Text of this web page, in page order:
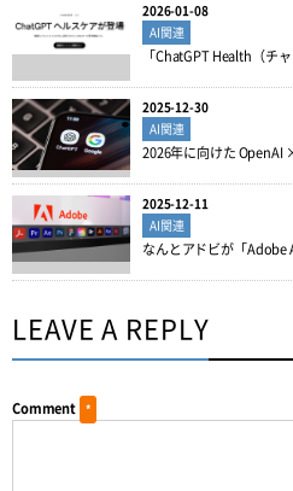
2026-01-08
AI関連
「ChatGPT Health（チ
2025-12-30
AI関連
2026年に向けた OpenAI
2025-12-11
AI関連
なんとアドビが「Adobe
LEAVE A REPLY
Comment *